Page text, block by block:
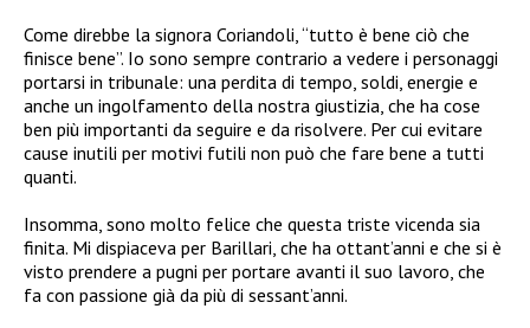
Come direbbe la signora Coriandoli, “tutto è bene ciò che
finisce bene”. Io sono sempre contrario a vedere i personaggi
portarsi in tribunale: una perdita di tempo, soldi, energie e
anche un ingolfamento della nostra giustizia, che ha cose
ben più importanti da seguire e da risolvere. Per cui evitare
cause inutili per motivi futili non può che fare bene a tutti
quanti.
Insomma, sono molto felice che questa triste vicenda sia
finita. Mi dispiaceva per Barillari, che ha ottant’anni e che si è
visto prendere a pugni per portare avanti il suo lavoro, che
fa con passione già da più di sessant’anni.